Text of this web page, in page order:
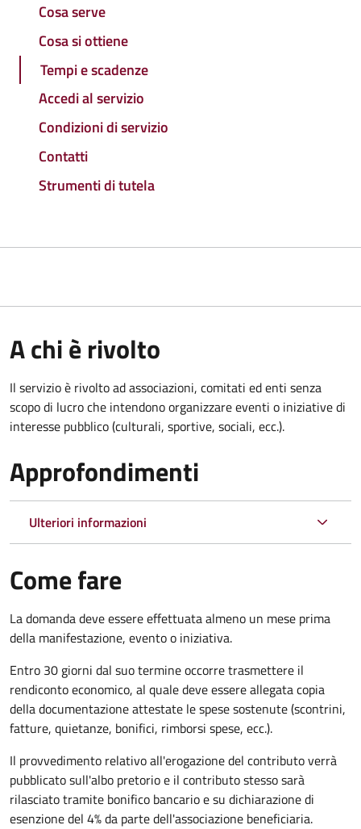
Cosa serve
Cosa si ottiene
Tempi e scadenze
Accedi al servizio
Condizioni di servizio
Contatti
Strumenti di tutela
A chi è rivolto
Il servizio è rivolto ad associazioni, comitati ed enti senza
scopo di lucro che intendono organizzare eventi o iniziative di
interesse pubblico (culturali, sportive, sociali, ecc.).
Approfondimenti
Ulteriori informazioni
Come fare
La domanda deve essere effettuata almeno un mese prima
della manifestazione, evento o iniziativa.
Entro 30 giorni dal suo termine occorre trasmettere il
rendiconto economico, al quale deve essere allegata copia
della documentazione attestate le spese sostenute (scontrini,
fatture, quietanze, bonifici, rimborsi spese, ecc.).
Il provvedimento relativo all'erogazione del contributo verrà
pubblicatosull'albo pretorio e il contributo stesso sarà
rilasciato tramite bonifico bancario e su dichiarazione di
esenzione del 4% da parte dell'associazione beneficiaria.